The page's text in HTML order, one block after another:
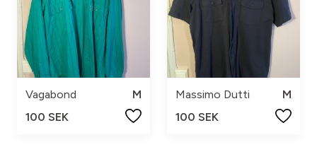
Vagabond
M
100 SEK
Massimo Dutti
M
100 SEK